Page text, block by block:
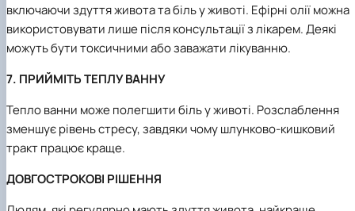
включаючи здуття живота та біль у животі. Ефірні олії можна
використовувати лише після консультації з лікарем. Деякі
можуть бути токсичними або заважати лікуванню.
7. ПРИЙМІТЬ ТЕПЛУ ВАННУ
Тепло ванни може полегшити біль у животі. Розслаблення
зменшує рівень стресу, завдяки чому шлунково-кишковий
тракт працює краще.
ДОВГОСТРОКОВІ РІШЕННЯ